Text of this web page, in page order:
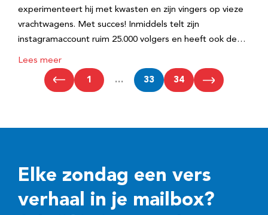
experimenteert hij met kwasten en zijn vingers op vieze
vrachtwagens. Met succes! Inmiddels telt zijn
instagramaccount ruim 25.000 volgers en heeft ook de…
Lees meer
1 … 33 34
Elke zondag een vers
verhaal in je mailbox?